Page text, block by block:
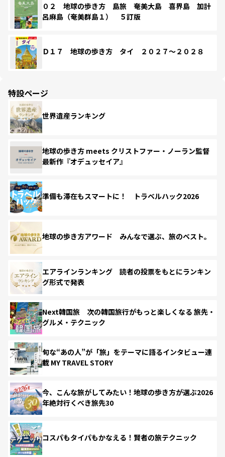
０２ 地球の歩き方 島旅 奄美大島 喜界島 加計
呂麻島（奄美群島１） ５訂版
Ｄ１７ 地球の歩き方 タイ ２０２７～２０２８
特設ページ
世界遺産ランキング
地球の歩き方 meets クリストファー・ノーラン監督
最新作『オデュッセイア』
準備も滞在もスマートに！ トラベルハック2026
地球の歩き方アワード みんなで選ぶ、旅のベスト。
エアラインランキング 読者の投票をもとにランキン
グ形式で発表
Next韓国旅 次の韓国旅行がもっと楽しくなる 旅先・
グルメ・テクニック
旬な“あの人”が「旅」をテーマに語るインタビュー連
載 MY TRAVEL STORY
今、こんな旅がしてみたい！地球の歩き方が選ぶ2026
年絶対行くべき旅先30
コスパもタイパもかなえる！賢者の旅テクニック